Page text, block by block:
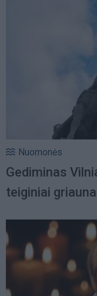
Nuomonės
Gediminas
teiginiai